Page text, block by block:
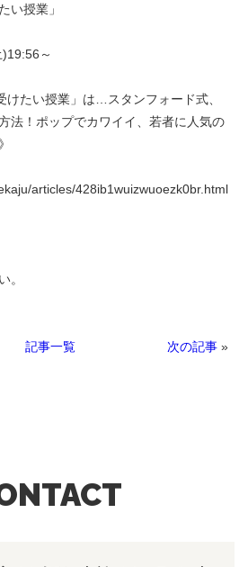
い授業」
～
けたい授業」は…スタンフォード式、
法！ポップでカワイイ、若者に人気の
articles/428ib1wuizwuoezk0br.html
。
記事一覧 次の記事 »